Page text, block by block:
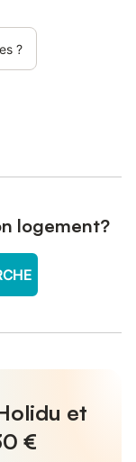
?
logement?
et
€